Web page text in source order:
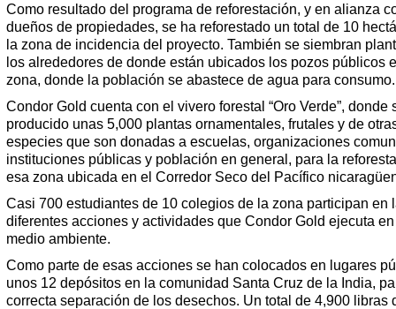
Como resultado del programa de reforestación, y en alianza
dueños de propiedades, se ha reforestado un total de 10
la zona de incidencia del proyecto. También se siembran
los alrededores de donde están ubicados los pozos públicos
zona, donde la población se abastece de agua para consumo.
Condor Gold cuenta con el vivero forestal “Oro Verde”, donde
producido unas 5,000 plantas ornamentales, frutales y de
especies que son donadas a escuelas, organizaciones
instituciones públicas y población en general, para la
esa zona ubicada en el Corredor Seco del Pacífico
Casi 700 estudiantes de 10 colegios de la zona participan en
diferentes acciones y actividades que Condor Gold ejecuta
medio ambiente.
Como parte de esas acciones se han colocados en lugares
unos 12 depósitos en la comunidad Santa Cruz de la India,
correcta separación de los desechos. Un total de 4,900 libras